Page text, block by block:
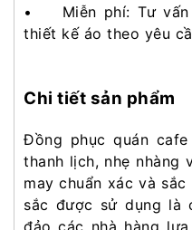
• Miễn phí: Tư vấn
thiết kế áo theo yêu
Chi tiết sản phẩm
Đồng phục quán
thanh lịch, nhẹ nhàng
may chuẩn xác và
sắc được sử dụng là
đảo các nhà hàng